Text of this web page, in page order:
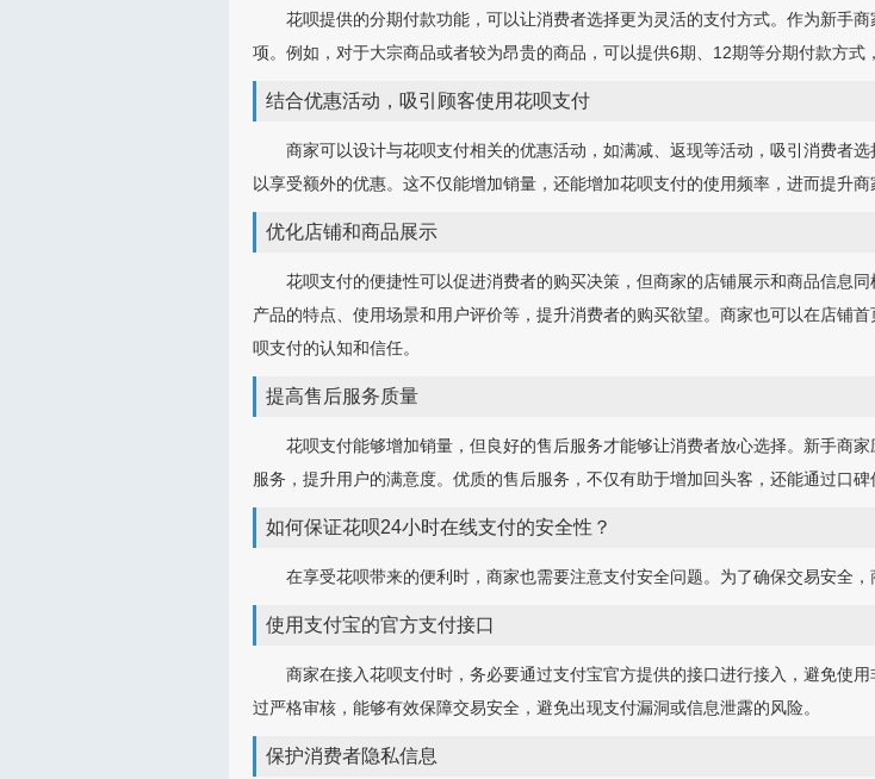
花呗提供的分期付款功能，可以让消费者选择更为灵活的支付方式。作为新手
项。例如，对于大宗商品或者较为昂贵的商品，可以提供6期、12期等分期付款方式
结合优惠活动，吸引顾客使用花呗支付
商家可以设计与花呗支付相关的优惠活动，如满减、返现等活动，吸引消费者
以享受额外的优惠。这不仅能增加销量，还能增加花呗支付的使用频率，进而提升商
优化店铺和商品展示
花呗支付的便捷性可以促进消费者的购买决策，但商家的店铺展示和商品信息
产品的特点、使用场景和用户评价等，提升消费者的购买欲望。商家也可以在店铺
呗支付的认知和信任。
提高售后服务质量
花呗支付能够增加销量，但良好的售后服务才能够让消费者放心选择。新手商
服务，提升用户的满意度。优质的售后服务，不仅有助于增加回头客，还能通过口碑
如何保证花呗24小时在线支付的安全性？
在享受花呗带来的便利时，商家也需要注意支付安全问题。为了确保交易安全，
使用支付宝的官方支付接口
商家在接入花呗支付时，务必要通过支付宝官方提供的接口进行接入，避免使
过严格审核，能够有效保障交易安全，避免出现支付漏洞或信息泄露的风险。
保护消费者隐私信息